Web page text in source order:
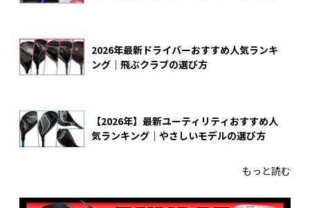
2026年最新ドライバーおすすめ人気ランキ
ング｜飛ぶクラブの選び方
【2026年】最新ユーティリティおすすめ人
気ランキング｜やさしいモデルの選び方
もっと読む